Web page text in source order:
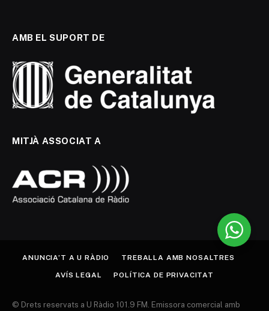
AMB EL SUPORT DE
MITJÀ ASSOCIAT A
ANUNCIA’T A U RÀDIO TREBALLA AMB NOSALTRES
AVÍS LEGAL POLÍTICA DE PRIVACITAT
© Drets reservats a U Ràdio 101.9 FM. Emissora comercial amb